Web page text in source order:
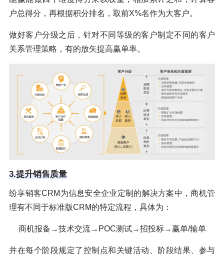
户总得分，再根据积分排名，取前X%名作为大客户。
做好客户分级之后，针对不同等级的客户制定不同的客户
关系管理策略，有的放矢提高赢单率。
3.提升销售质量
纷享销客CRM为信息安全企业定制的解决方案中，商机管
理有不同于标准版CRM的特定流程，具体为：
商机报备→技术交流→POC测试→招投标→赢单/输单
并在每个阶段规定了控制点和关键活动、阶段结果、参与